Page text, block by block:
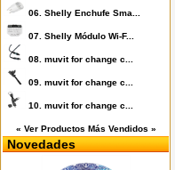
06. Shelly Enchufe Sma...
07. Shelly Módulo Wi-F...
08. muvit for change c...
09. muvit for change c...
10. muvit for change c...
« Ver Productos Más Vendidos »
Novedades